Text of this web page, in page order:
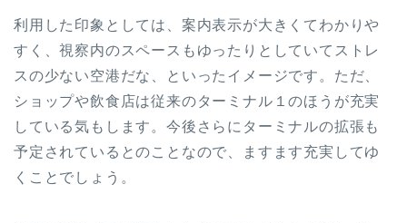
利用した印象としては、案内表示が大きくてわかりや
すく、視察内のスペースもゆったりとしていてストレ
スの少ない空港だな、といったイメージです。ただ、
ショップや飲食店は従来のターミナル１のほうが充実
している気もします。今後さらにターミナルの拡張も
予定されているとのことなので、ますます充実してゆ
くことでしょう。